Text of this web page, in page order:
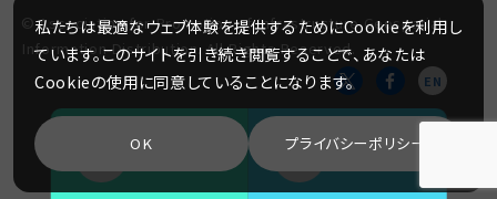
マニュアル FAQ
EN
©Association for Promotion of Infrastructure Geospatial
Information Distribution. All Rights Reserved.
私たちは最適なウェブ体験を提供するためにCookieを利用し
ています。このサイトを引き続き閲覧することで、あなたは
Cookieの使用に同意していることになります。
OK プライバシーポリシー